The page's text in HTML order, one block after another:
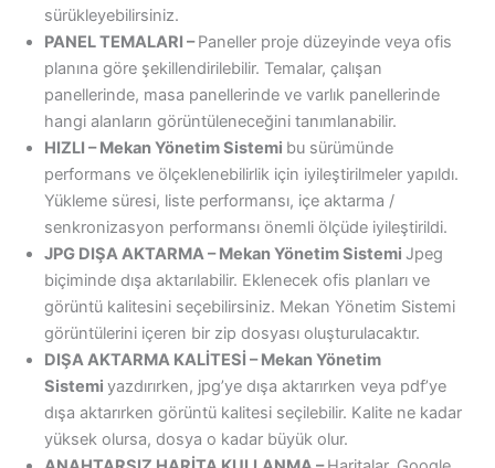
sürükleyebilirsiniz.
PANEL TEMALARI –Paneller proje düzeyinde veya ofis
planına göre şekillendirilebilir. Temalar, çalışan
panellerinde, masa panellerinde ve varlık panellerinde
hangi alanların görüntüleneceğini tanımlanabilir.
HIZLI – Mekan Yönetim Sistemi bu sürümünde
performans ve ölçeklenebilirlik için iyileştirilmeler yapıldı.
Yükleme süresi, liste performansı, içe aktarma /
senkronizasyon performansı önemli ölçüde iyileştirildi.
JPG DIŞA AKTARMA – Mekan Yönetim Sistemi Jpeg
biçiminde dışa aktarılabilir. Eklenecek ofis planları ve
görüntü kalitesini seçebilirsiniz. Mekan Yönetim Sistemi
görüntülerini içeren bir zip dosyası oluşturulacaktır.
DIŞA AKTARMA KALİTESİ – Mekan Yönetim
Sistemi yazdırırken, jpg’ye dışa aktarırken veya pdf’ye
dışa aktarırken görüntü kalitesi seçilebilir. Kalite ne kadar
yüksek olursa, dosya o kadar büyük olur.